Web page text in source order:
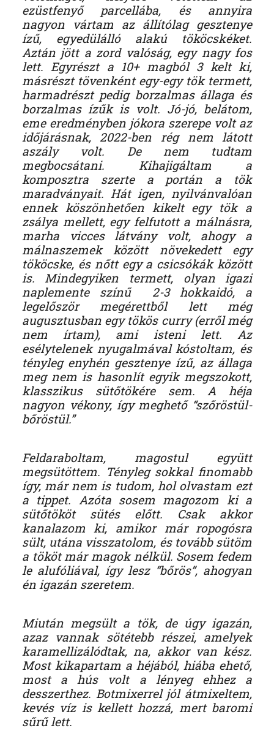
ezüstfenyő parcellába, és annyira
nagyon vártam az állítólag gesztenye
ízű, egyedülálló alakú tököcskéket.
Aztán jött a zord valóság, egy nagy fos
lett. Egyrészt a 10+ magból 3 kelt ki,
másrészt tövenként egy-egy tök termett,
harmadrészt pedig borzalmas állaga és
borzalmas ízűk is volt. Jó-jó, belátom,
eme eredményben jókora szerepe volt az
időjárásnak, 2022-ben rég nem látott
aszály volt. De nem tudtam
megbocsátani. Kihajigáltam a
komposztra szerte a portán a tök
maradványait. Hát igen, nyilvánvalóan
ennek köszönhetően kikelt egy tök a
zsálya mellett, egy felfutott a málnásra,
marha vicces látvány volt, ahogy a
málnaszemek között növekedett egy
tököcske, és nőtt egy a csicsókák között
is. Mindegyiken termett, olyan igazi
naplemente színű 2-3 hokkaidó, a
legelőször megérettből lett még
augusztusban egy tökös curry (erről még
nem írtam), ami isteni lett. Az
esélytelenek nyugalmával kóstoltam, és
tényleg enyhén gesztenye ízű, az állaga
meg nem is hasonlít egyik megszokott,
klasszikus sütőtökére sem. A héja
nagyon vékony, így meghető “szőröstül-
bőröstül.”
Feldaraboltam, magostul együtt
megsütöttem. Tényleg sokkal finomabb
így, már nem is tudom, hol olvastam ezt
a tippet. Azóta sosem magozom ki a
sütőtököt sütés előtt. Csak akkor
kanalazom ki, amikor már ropogósra
sült, utána visszatolom, és tovább sütöm
a tököt már magok nélkül. Sosem fedem
le alufóliával, így lesz “bőrös”, ahogyan
én igazán szeretem.
Miután megsült a tök, de úgy igazán,
azaz vannak sötétebb részei, amelyek
karamellizálódtak, na, akkor van kész.
Most kikapartam a héjából, hiába ehető,
most a hús volt a lényeg ehhez a
desszerthez. Botmixerrel jól átmixeltem,
kevés víz is kellett hozzá, mert baromi
sűrű lett.